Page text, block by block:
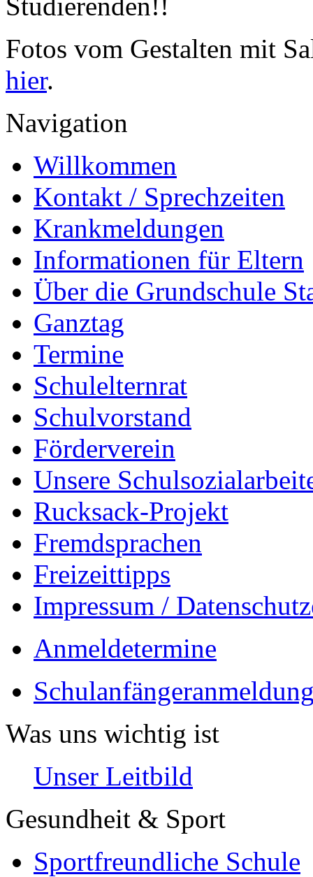
Fotos vom Gestalten mit
hier.
Navigation
Willkommen
Kontakt / Sprechzeiten
Krankmeldungen
Informationen für Eltern
Über die Grundschule
Ganztag
Termine
Schulelternrat
Schulvorstand
Förderverein
Unsere
Rucksack-Projekt
Fremdsprachen
Freizeittipps
Impressum /
Anmeldetermine
Was uns wichtig ist
Unser Leitbild
Gesundheit & Sport
Sportfreundliche Schule